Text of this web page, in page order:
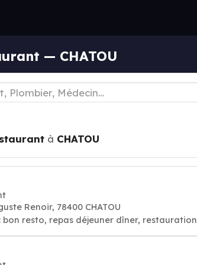
— CHATOU
à CHATOU
Renoir, 78400 CHATOU
bon resto, repas déjeuner dîner, restauration